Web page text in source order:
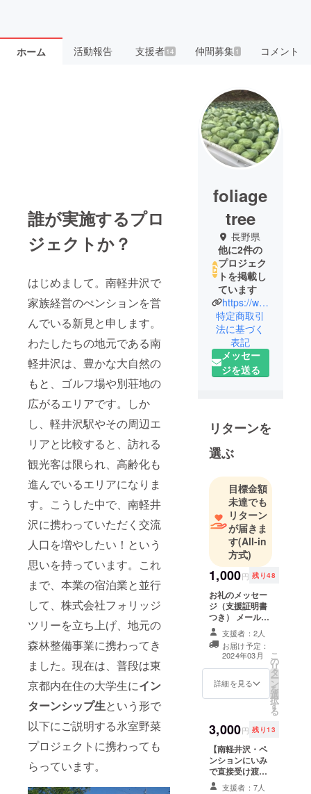
ホーム 活動報告 支援者 14 仲間募集 1 コメント
誰が実施するプロ
ジェクトか？
はじめまして。南軽井沢で
家族経営のぺンションを営
んでいる新見と申します。
わたしたちの地元である南
軽井沢は、豊かな大自然の
もと、ゴルフ場や別荘地の
広がるエリアです。しか
し、軽井沢駅やその周辺エ
リアと比較すると、訪れる
観光客は限られ、高齢化も
進んでいるエリアになりま
す。こうした中で、南軽井
沢に携わっていただく交流
人口を増やしたい！という
思いを持っています。これ
まで、本業の宿泊業と並行
して、株式会社フォリッジ
ツリーを立ち上げ、地元の
森林整備事業に携わってき
ました。現在は、普段は東
京都内在住の大学生にイン
ターンシップ生という形で
以下にご説明する氷室野菜
プロジェクトに携わっても
らっています。
foliage
tree
長野県
他に2件の
プロジェク
トを掲載し
ています
https://www.instagram.com/foliage_tree_official
特定商取引
法に基づく
表記
メッセー
ジを送る
リターンを
選ぶ
目標金額
未達でも
リターン
が届きま
す(All-in
方式)
1,000円 残り48
お礼のメッセー
ジ（支援証明書
つき） メールで
活動報告ととも
に御礼のメッ
セージを送らせ
ていただきま
す。
支援者：2人
お届け予定：
2024年03月
詳細を見る
こ
の
リ
タ
ー
ン
を
選
択
す
る
3,000円 残り13
【南軽井沢・ペ
ンションにいみ
で直接受け渡し
を希望する方】
支援者：7人